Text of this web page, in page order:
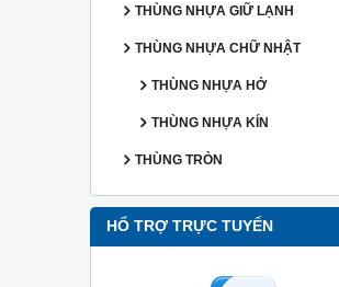
THÙNG NHỰA GIỮ LẠNH
THÙNG NHỰA CHỮ NHẬT
THÙNG NHỰA HỞ
THÙNG NHỰA KÍN
THÙNG TRÒN
HỔ TRỢ TRỰC TUYẾN